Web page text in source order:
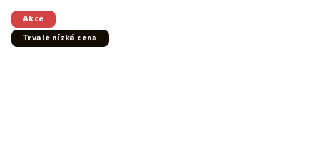
Akce
Trvale nízká cena